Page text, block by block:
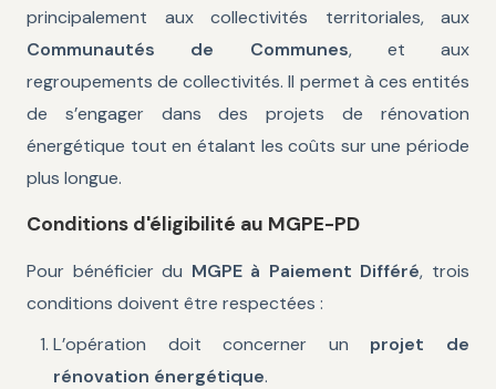
principalement aux collectivités territoriales, aux
Communautés de Communes, et aux
regroupements de collectivités. Il permet à ces entités
de s’engager dans des projets de rénovation
énergétique tout en étalant les coûts sur une période
plus longue.
Conditions d'éligibilité au MGPE-PD
Pour bénéficier du MGPE à Paiement Différé, trois
conditions doivent être respectées :
L’opération doit concerner un projet de
rénovation énergétique.